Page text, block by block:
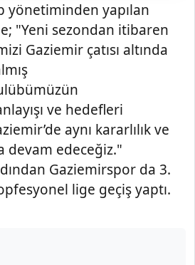
yönetiminden yapılan
"Yeni sezondan itibaren
Gaziemir çatısı altında
ve hedefleri
aynı kararlılık ve
devam edeceğiz."
Gaziemirspor da 3.
lige geçiş yaptı.